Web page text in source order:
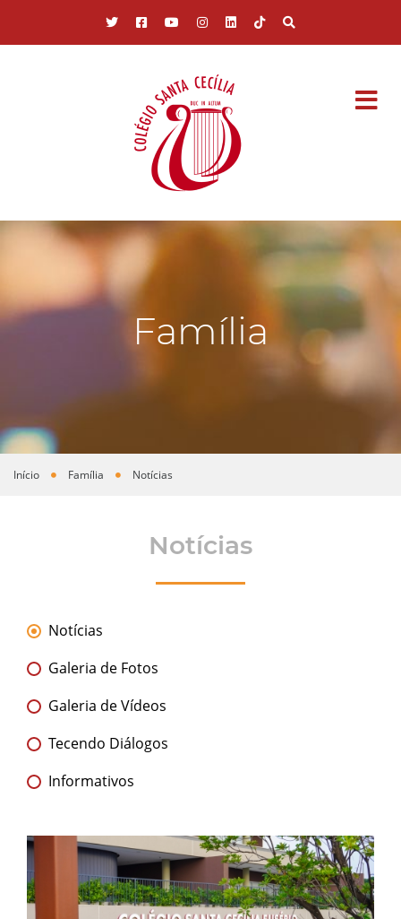
Família
Você está aqui
Início Família Notícias
Notícias
Notícias
Galeria de Fotos
Galeria de Vídeos
Tecendo Diálogos
Informativos